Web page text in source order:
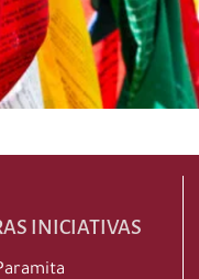
INICIATIVAS